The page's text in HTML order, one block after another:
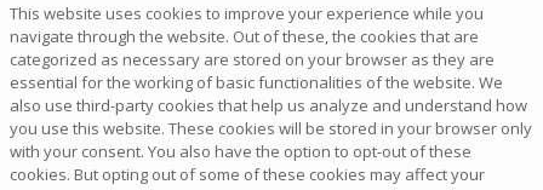
This website uses cookies to improve your experience while you
navigate through the website. Out of these, the cookies that are
categorized as necessary are stored on your browser as they are
essential for the working of basic functionalities of the website. We
also use third-party cookies that help us analyze and understand how
you use this website. These cookies will be stored in your browser only
with your consent. You also have the option to opt-out of these
cookies. But opting out of some of these cookies may affect your